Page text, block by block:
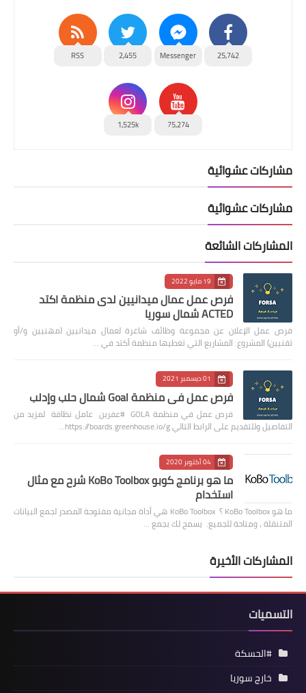
25,742
Messenger
2,455
RSS
75,274
1,525k
مشاركات عشوائية
مشاركات عشوائية
المشاركات الشائعة
19 مايو 2022
فرص عمل عمال ميدانيين لدى منظمة اكتد
ACTED شمال سوريا
فرص عمل الإعلان عن مجموعة وظائف شاغرة لعمال ميدانيين (مهنيين و/أو
تقنيين) المشروع: المشاريع التي تغطيها منظمة أكتد في …
01 ديسمبر 2021
فرص عمل في منظمة Goal شمال حلب وإدلب
فرص عمل في منظمة GOLA #عفرين عامل نظافة لمزيد من
التفاصيل وللتقديم على الرابط التالي https://boards.greenhouse.io/g…
04 أكتوبر 2020
ما هو برنامج كوبو KoBo Toolbox شرح مع مثال
استخدام
ما هو KoBo Toolbox ؟ KoBo Toolbox هي أداة مجانية مفتوحة المصدر لجمع البيانات
المتنقلة ، ومتاحة للجميع. يسمح لك بجمع …
المشاركات الأخيرة
التسميات
#الحسكة
خارج سوريا